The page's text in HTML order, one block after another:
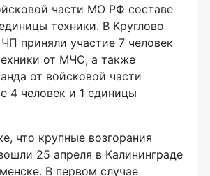
части МО РФ составе
техники. В Круглово
приняли участие 7 человек
от МЧС, а также
от войсковой части
4 человек и 1 единицы
что крупные возгорания
25 апреля в Калининграде
В первом случае